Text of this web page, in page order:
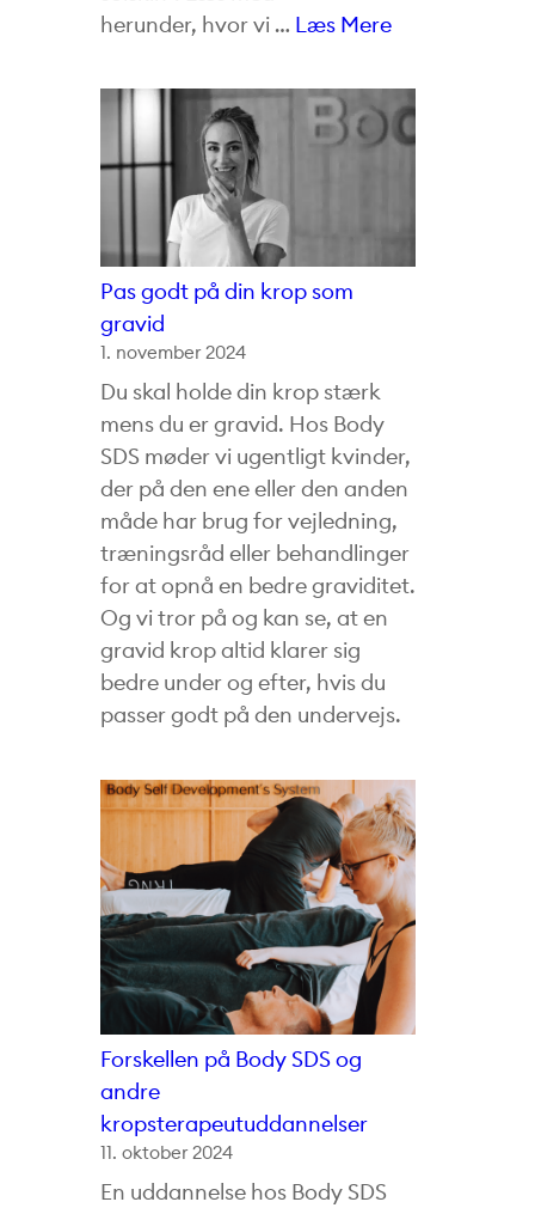
herunder, hvor vi … Læs Mere
Pas godt på din krop som
gravid
1. november 2024
Du skal holde din krop stærk
mens du er gravid. Hos Body
SDS møder vi ugentligt kvinder,
der på den ene eller den anden
måde har brug for vejledning,
træningsråd eller behandlinger
for at opnå en bedre graviditet.
Og vi tror på og kan se, at en
gravid krop altid klarer sig
bedre under og efter, hvis du
passer godt på den undervejs.
Forskellen på Body SDS og
andre
kropsterapeutuddannelser
11. oktober 2024
En uddannelse hos Body SDS